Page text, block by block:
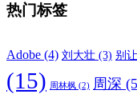
热门标签
Adobe (4) 刘大壮 (3) 别
(15)
周林枫 (2) 周深